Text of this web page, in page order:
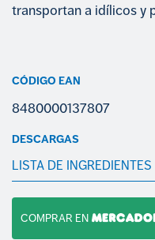
transportan a idílicos y
CÓDIGO EAN
8480000137807
DESCARGAS
LISTA DE INGREDIENTES
COMPRAR EN